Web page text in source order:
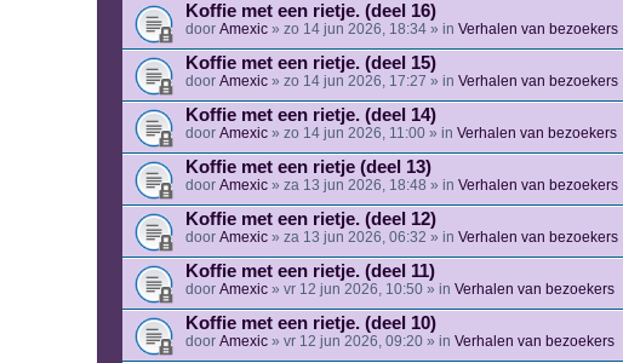
Koffie met een rietje. (deel 16)
door Amexic » zo 14 jun 2026, 18:34 » in Verhalen van bezoekers
Koffie met een rietje. (deel 15)
door Amexic » zo 14 jun 2026, 17:27 » in Verhalen van bezoekers
Koffie met een rietje. (deel 14)
door Amexic » zo 14 jun 2026, 11:00 » in Verhalen van bezoekers
Koffie met een rietje (deel 13)
door Amexic » za 13 jun 2026, 18:48 » in Verhalen van bezoekers
Koffie met een rietje. (deel 12)
door Amexic » za 13 jun 2026, 06:32 » in Verhalen van bezoekers
Koffie met een rietje. (deel 11)
door Amexic » vr 12 jun 2026, 10:50 » in Verhalen van bezoekers
Koffie met een rietje. (deel 10)
door Amexic » vr 12 jun 2026, 09:20 » in Verhalen van bezoekers